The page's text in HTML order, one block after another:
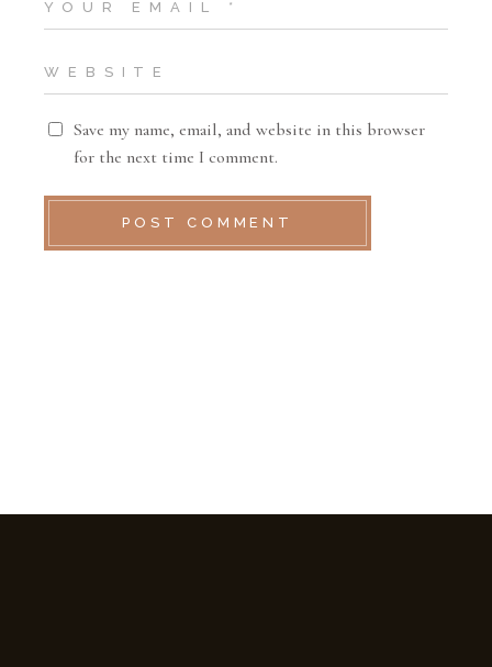
Save my name, email, and website in this browser
for the next time I comment.
POST COMMENT